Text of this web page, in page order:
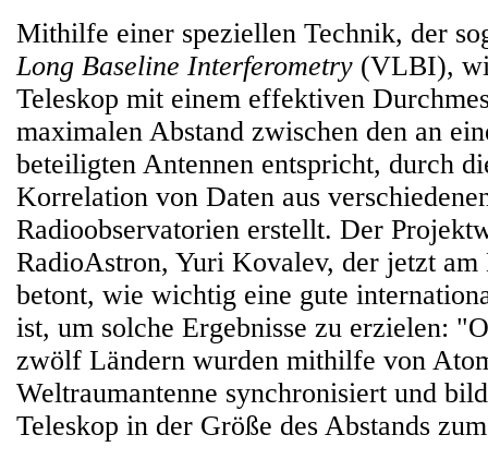
Mithilfe einer speziellen Technik, der
Long Baseline Interferometry (VLBI),
Teleskop mit einem effektiven
maximalen Abstand zwischen den an
beteiligten Antennen entspricht, durch
Korrelation von Daten aus
Radioobservatorien erstellt. Der
RadioAstron, Yuri Kovalev, der jetzt
betont, wie wichtig eine gute
ist, um solche Ergebnisse zu erzielen:
zwölf Ländern wurden mithilfe von
Weltraumantenne synchronisiert und
Teleskop in der Größe des Abstands